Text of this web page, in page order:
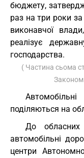
бюджету,
раз на три роки
виконавчої
реалізує
господарства.
( Частина сьома
Законом
поділяються на
До обласних
автомобільні
центри